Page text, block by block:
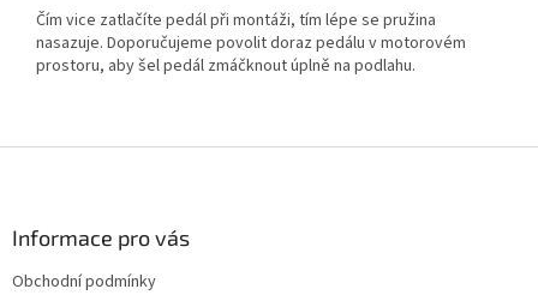
Čím vice zatlačíte pedál při montáži, tím lépe se pružina
nasazuje. Doporučujeme povolit doraz pedálu v motorovém
prostoru, aby šel pedál zmáčknout úplně na podlahu.
Informace pro vás
Obchodní podmínky